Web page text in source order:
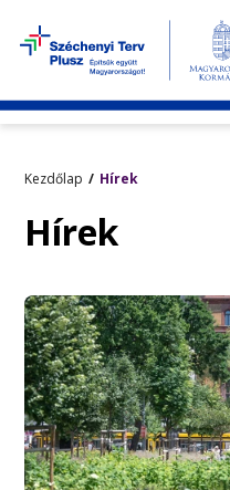
Kezdőlap Hírek
Hírek